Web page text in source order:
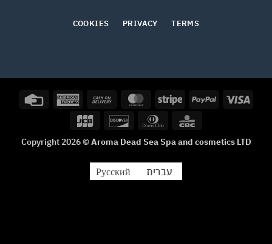
TERMS
PRIVACY
COOKIES
Visa
PayPal
Stripe
MasterCard
Cash
Delivery
American
Credit
CBC
Dinners
Discover
JCB
Copyright 2026 ©Aroma Dead Sea Spa and cosmetics LTD
עברית Русский